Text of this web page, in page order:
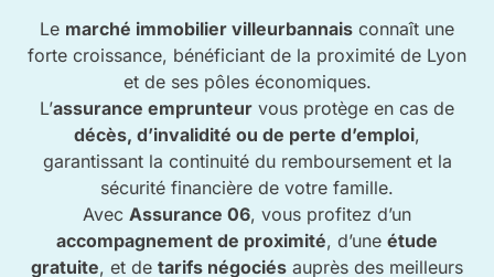
Le marché immobilier villeurbannais connaît une
forte croissance, bénéficiant de la proximité de Lyon
et de ses pôles économiques.
L’assurance emprunteur vous protège en cas de
décès, d’invalidité ou de perte d’emploi,
garantissant la continuité du remboursement et la
sécurité financière de votre famille.
Avec Assurance 06, vous profitez d’un
accompagnement de proximité, d’une étude
gratuite, et de tarifs négociés auprès des meilleurs